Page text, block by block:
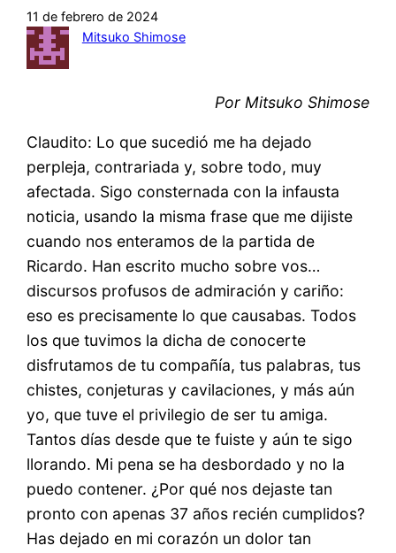
11 de febrero de 2024
Mitsuko Shimose
Por Mitsuko Shimose
Claudito: Lo que sucedió me ha dejado
perpleja, contrariada y, sobre todo, muy
afectada. Sigo consternada con la infausta
noticia, usando la misma frase que me dijiste
cuando nos enteramos de la partida de
Ricardo. Han escrito mucho sobre vos…
discursos profusos de admiración y cariño:
eso es precisamente lo que causabas. Todos
los que tuvimos la dicha de conocerte
disfrutamos de tu compañía, tus palabras, tus
chistes, conjeturas y cavilaciones, y más aún
yo, que tuve el privilegio de ser tu amiga.
Tantos días desde que te fuiste y aún te sigo
llorando. Mi pena se ha desbordado y no la
puedo contener. ¿Por qué nos dejaste tan
pronto con apenas 37 años recién cumplidos?
Has dejado en mi corazón un dolor tan